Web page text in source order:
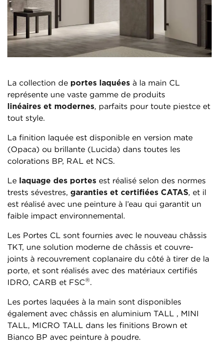
La collection de portes laquées à la main CL
représente une vaste gamme de produits
linéaires et modernes, parfaits pour toute piestce et
tout style.
La finition laquée est disponible en version mate
(Opaca) ou brillante (Lucida) dans toutes les
colorations BP, RAL et NCS.
Le laquage des portes est réalisé selon des normes
trests sévestres, garanties et certifiées CATAS, et il
est réalisé avec une peinture à l’eau qui garantit un
faible impact environnemental.
Les Portes CL sont fournies avec le nouveau châssis
TKT, une solution moderne de châssis et couvre-
joints à recouvrement coplanaire du côté à tirer de la
porte, et sont réalisés avec des matériaux certifiés
IDRO, CARB et FSC®.
Les portes laquées à la main sont disponibles
également avec châssis en aluminium TALL , MINI
TALL, MICRO TALL dans les finitions Brown et
Bianco BP avec peinture à poudre.